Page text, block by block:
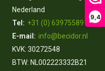
9,4
Nederland
Tel: +31 (0) 639755891
E-mail: info@becidor.nl
KVK: 30272548
BTW: NL002223332B21